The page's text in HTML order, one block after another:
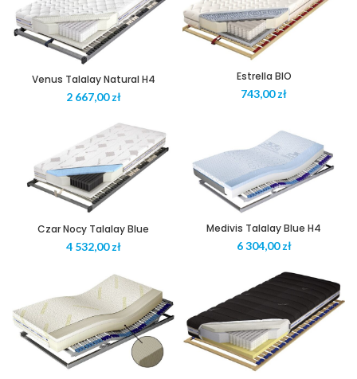
Venus Talalay Natural H4
zł
Estrella BIO
zł
Czar Nocy Talalay Blue
zł
Medivis Talalay Blue H4
zł